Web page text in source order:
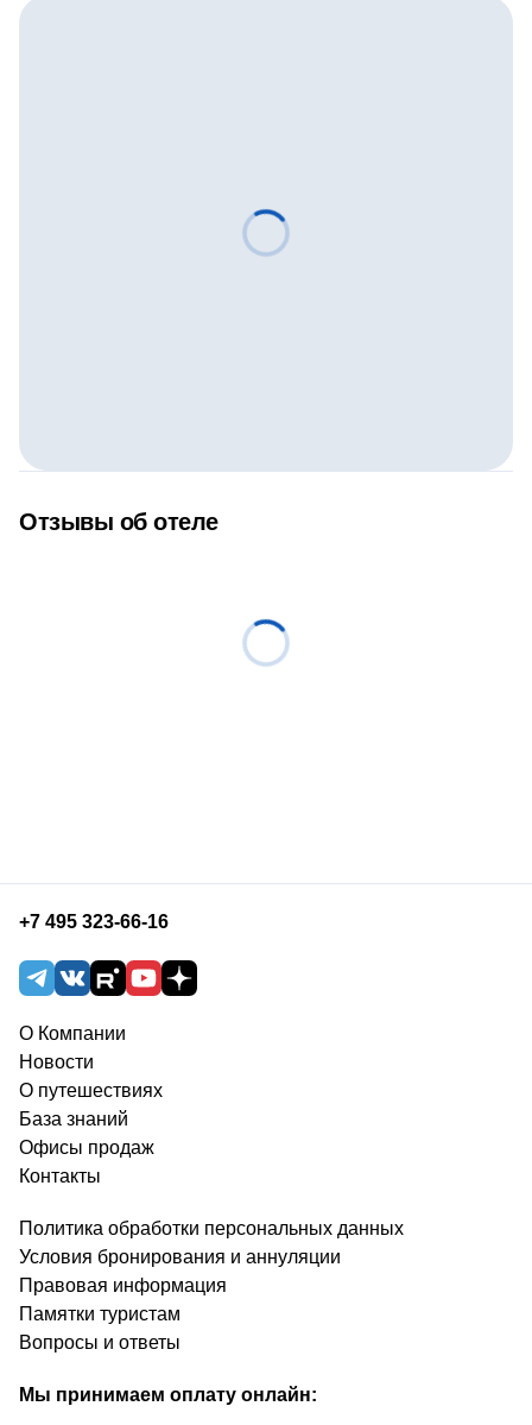
Отзывы об отеле
+7 495 323-66-16
О Компании
Новости
О путешествиях
База знаний
Офисы продаж
Контакты
Политика обработки персональных данных
Условия бронирования и аннуляции
Правовая информация
Памятки туристам
Вопросы и ответы
Мы принимаем оплату онлайн: